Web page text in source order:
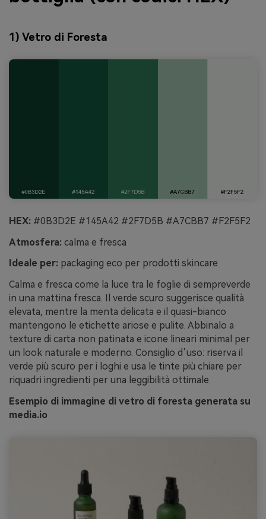
1) Vetro di Foresta
HEX: #0B3D2E #145A42 #2F7D5B #A7CBB7 #F2F5F2
Atmosfera: calma e fresca
Ideale per: packaging eco per prodotti skincare
Calma e fresca come la luce tra le foglie di sempreverde
in una mattina fresca. Il verde scuro suggerisce qualità
elevata, mentre la menta delicata e il quasi-bianco
mantengono le etichette ariose e pulite. Abbinalo a
texture di carta non patinata e icone lineari minimal per
un look naturale e moderno. Consiglio d’uso: riserva il
verde più scuro per i loghi e usa le tinte più chiare per
riquadri ingredienti per una leggibilità ottimale.
Esempio di immagine di vetro di foresta generata su
media.io